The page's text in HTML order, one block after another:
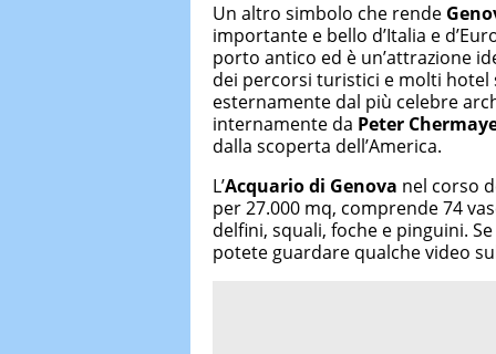
Un altro simbolo che rende
importante e bello d’Italia e
porto antico ed è un’attrazione
dei percorsi turistici e molti
esternamente dal più celebre
internamente da Peter
dalla scoperta dell’America.
L’Acquario di Genova nel corso
per 27.000 mq, comprende 74
delfini, squali, foche e pinguini.
potete guardare qualche video